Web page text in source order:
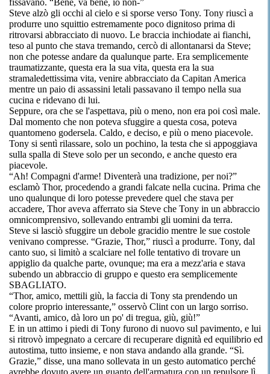
fissavano. “Bene, va bene, io non-”
Steve alzò gli occhi al cielo e si sporse verso Tony. Tony riuscì a
produrre uno squittio estremamente poco dignitoso prima di
ritrovarsi abbracciato di nuovo. Le braccia inchiodate ai fianchi,
teso al punto che stava tremando, cercò di allontanarsi da Steve;
non che potesse andare da qualunque parte. Era semplicemente
traumatizzante, questa era la sua vita, questa era la sua
stramaledettissima vita, venire abbracciato da Capitan America
mentre un paio di assassini letali passavano il tempo nella sua
cucina e ridevano di lui.
Seppure, ora che se l'aspettava, più o meno, non era poi così male.
Dal momento che non poteva sfuggire a questa cosa, poteva
quantomeno godersela. Caldo, e deciso, e più o meno piacevole.
Tony si sentì rilassare, solo un pochino, la testa che si appoggiava
sulla spalla di Steve solo per un secondo, e anche questo era
piacevole.
“Ah! Compagni d'arme! Diventerà una tradizione, per noi?”
esclamò Thor, procedendo a grandi falcate nella cucina. Prima che
uno qualunque di loro potesse prevedere quel che stava per
accadere, Thor aveva afferrato sia Steve che Tony in un abbraccio
omnicomprensivo, sollevando entrambi gli uomini da terra.
Steve si lasciò sfuggire un debole gracidio mentre le sue costole
venivano compresse. “Grazie, Thor,” riuscì a produrre. Tony, dal
canto suo, si limitò a scalciare nel folle tentativo di trovare un
appiglio da qualche parte, ovunque; ma era a mezz'aria e stava
subendo un abbraccio di gruppo e questo era semplicemente
SBAGLIATO.
“Thor, amico, mettili giù, la faccia di Tony sta prendendo un
colore proprio interessante,” osservò Clint con un largo sorriso.
“Avanti, amico, dà loro un po' di tregua, giù, giù!”
E in un attimo i piedi di Tony furono di nuovo sul pavimento, e lui
si ritrovò impegnato a cercare di recuperare dignità ed equilibrio ed
autostima, tutto insieme, e non stava andando alla grande. “Sì.
Grazie,” disse, una mano sollevata in un gesto automatico perché